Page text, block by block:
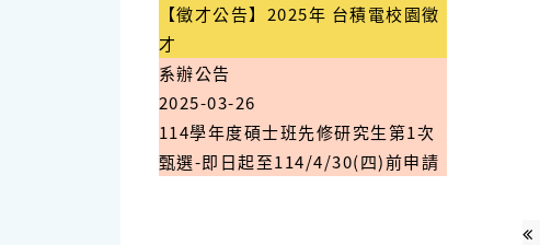
【徵才公告】2025年 台積電校園徵
才
系辦公告
2025-03-26
114學年度碩士班先修研究生第1次
甄選-即日起至114/4/30(四)前申請